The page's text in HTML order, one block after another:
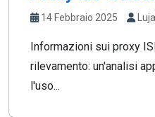
14 Febbraio 2025
Informazioni sui proxy
rilevamento: un'analisi
l'uso...